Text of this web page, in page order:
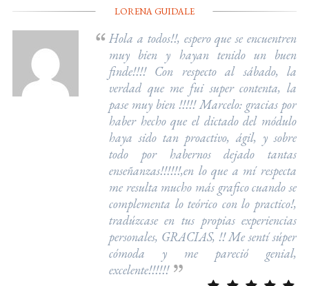
LORENA GUIDALE
Hola a todos!!, espero que se encuentren
muy bien y hayan tenido un buen
finde!!!! Con respecto al sábado, la
verdad que me fui super contenta, la
pase muy bien !!!!! Marcelo: gracias por
haber hecho que el dictado del módulo
haya sido tan proactivo, ágil, y sobre
todo por habernos dejado tantas
enseñanzas!!!!!!,en lo que a mí respecta
me resulta mucho más grafico cuando se
complementa lo teórico con lo practico!,
tradúzcase en tus propias experiencias
personales, GRACIAS, !! Me sentí súper
cómoda y me pareció genial,
excelente!!!!!!